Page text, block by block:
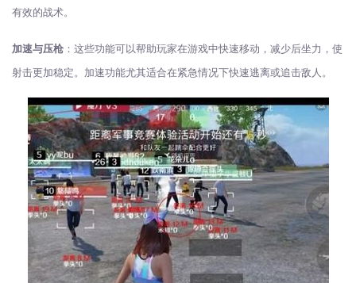
有效的战术。
加速与压枪 ：这些功能可以帮助玩家在游戏中快速移动，减少后坐力，使
射击更加稳定。加速功能尤其适合在紧急情况下快速逃离或追击敌人。